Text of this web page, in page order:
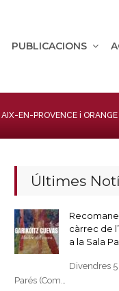
PUBLICACIONS
AIX-EN-PROVENCE i
Últimes
càrrec de
a la Sala
Divendres
Parés (Com…